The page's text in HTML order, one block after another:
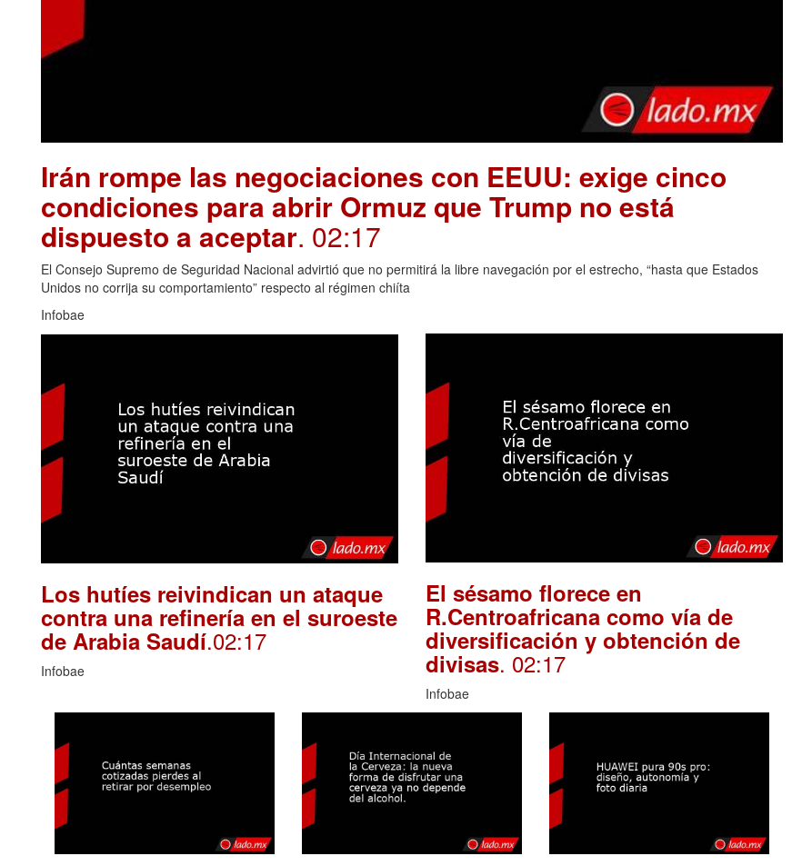
Irán rompe las negociaciones con EEUU: exige cinco
condiciones para abrir Ormuz que Trump no está
dispuesto a aceptar. 02:17
El Consejo Supremo de Seguridad Nacional advirtió que no permitirá la libre navegación por el estrecho, “hasta que Estados
Unidos no corrija su comportamiento” respecto al régimen chiíta
Infobae
Los hutíes reivindican un ataque
contra una refinería en el suroeste
de Arabia Saudí.02:17
Infobae
El sésamo florece en
R.Centroafricana como vía de
diversificación y obtención de
divisas. 02:17
Infobae